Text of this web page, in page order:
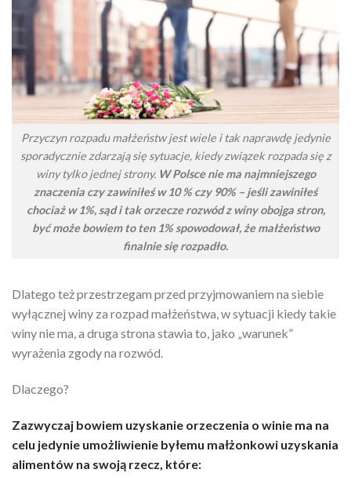
Przyczyn rozpadu małżeństw jest wiele i tak naprawdę jedynie
sporadycznie zdarzają się sytuacje, kiedy związek rozpada się z
winy tylko jednej strony. W Polsce nie ma najmniejszego
znaczenia czy zawiniłeś w 10 % czy 90% – jeśli zawiniłeś
chociaż w 1%, sąd i tak orzecze rozwód z winy obojga stron,
być może bowiem to ten 1% spowodował, że małżeństwo
finalnie się rozpadło.
Dlatego też przestrzegam przed przyjmowaniem na siebie
wyłącznej winy za rozpad małżeństwa, w sytuacji kiedy takie
winy nie ma, a druga strona stawia to, jako „warunek”
wyrażenia zgody na rozwód.
Dlaczego?
Zazwyczaj bowiem uzyskanie orzeczenia o winie ma na
celu jedynie umożliwienie byłemu małżonkowi uzyskania
alimentów na swoją rzecz, które: